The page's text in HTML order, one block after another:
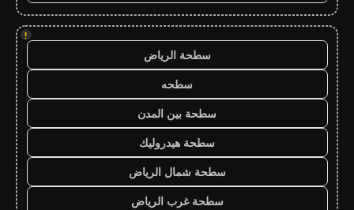
!
سطحة الرياض
سطحه
سطحة بين المدن
سطحة هيدروليك
سطحة شمال الرياض
سطحة غرب الرياض